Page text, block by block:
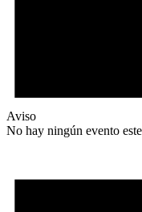
Aviso
No hay ningún evento